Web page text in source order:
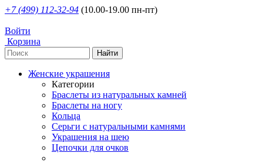
+7 (499) 112-32-94 (10.00-19.00 пн-пт)
Войти
Корзина
Женские украшения
Категории
Браслеты из натуральных камней
Браслеты на ногу
Кольца
Серьги с натуральными камнями
Украшения на шею
Цепочки для очков